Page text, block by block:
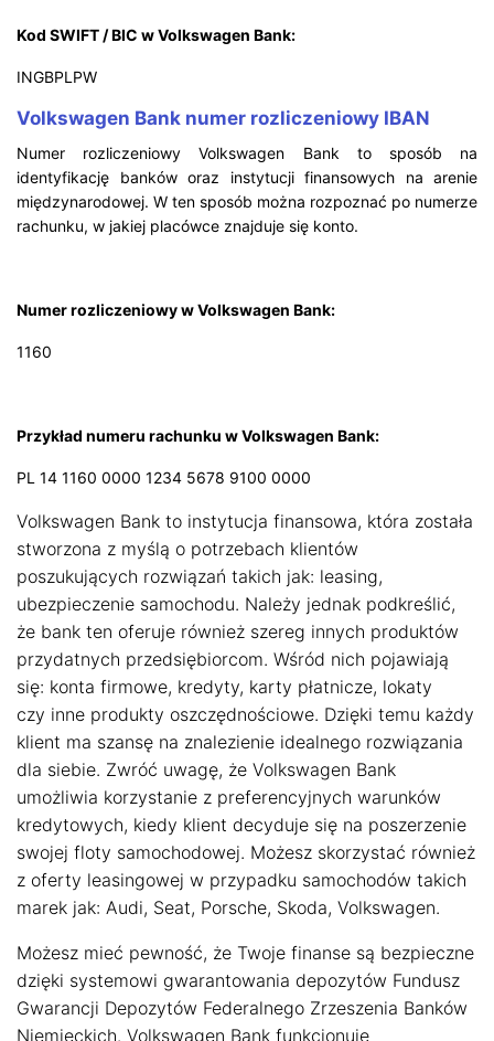
Kod SWIFT / BIC w Volkswagen Bank:
INGBPLPW
Volkswagen Bank numer rozliczeniowy IBAN
Numer rozliczeniowy Volkswagen Bank to sposób na
identyfikację banków oraz instytucji finansowych na arenie
międzynarodowej. W ten sposób można rozpoznać po numerze
rachunku, w jakiej placówce znajduje się konto.
Numer rozliczeniowy w Volkswagen Bank:
1160
Przykład numeru rachunku w Volkswagen Bank:
PL 14 1160 0000 1234 5678 9100 0000
Volkswagen Bank to instytucja finansowa, która została
stworzona z myślą o potrzebach klientów
poszukujących rozwiązań takich jak: leasing,
ubezpieczenie samochodu. Należy jednak podkreślić,
że bank ten oferuje również szereg innych produktów
przydatnych przedsiębiorcom. Wśród nich pojawiają
się: konta firmowe, kredyty, karty płatnicze, lokaty
czy inne produkty oszczędnościowe. Dzięki temu każdy
klient ma szansę na znalezienie idealnego rozwiązania
dla siebie. Zwróć uwagę, że Volkswagen Bank
umożliwia korzystanie z preferencyjnych warunków
kredytowych, kiedy klient decyduje się na poszerzenie
swojej floty samochodowej. Możesz skorzystać również
z oferty leasingowej w przypadku samochodów takich
marek jak: Audi, Seat, Porsche, Skoda, Volkswagen.
Możesz mieć pewność, że Twoje finanse są bezpieczne
dzięki systemowi gwarantowania depozytów Fundusz
Gwarancji Depozytów Federalnego Zrzeszenia Banków
Niemieckich. Volkswagen Bank funkcjonuje